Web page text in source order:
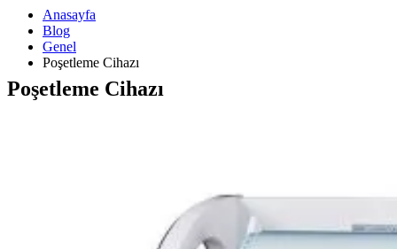
Anasayfa
Blog
Genel
Poşetleme Cihazı
Poşetleme Cihazı